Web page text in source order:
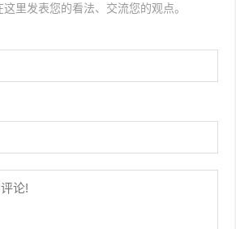
里发表您的看法、交流您的观点。